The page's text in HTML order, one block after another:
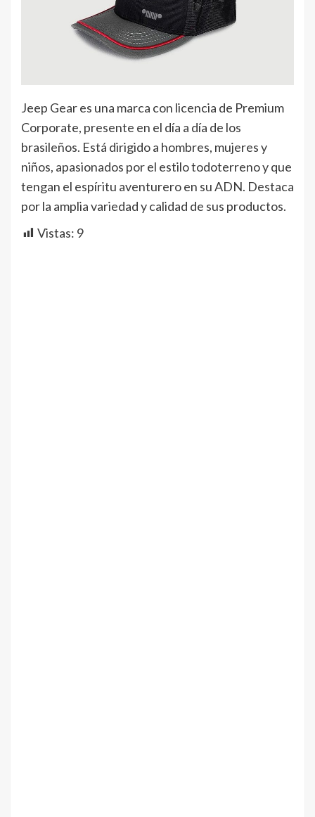
Jeep Gear es una marca con licencia de Premium
Corporate, presente en el día a día de los
brasileños. Está dirigido a hombres, mujeres y
niños, apasionados por el estilo todoterreno y que
tengan el espíritu aventurero en su ADN. Destaca
por la amplia variedad y calidad de sus productos.
Vistas: 9